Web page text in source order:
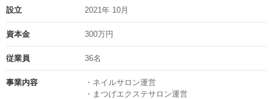
ネイルのジェル などはご自身の好きなものでご利用いただけます。
◎勤務先は好立地でオシャレな美容室内♪
ご希望エリアの美容室やエステサロン
まつ毛エクステサロンの一角をお借りして開業します。
【技術チェック・接客チェック】
技術チェック及び接客チェックをおこないます。
※技術レベルの確認と独立開業に適正かを総合的に判断し、合否をお
伝えさせて頂きます。
【サロン見学】
見学後、気になるサロンが見つかったら、サロンのオーナーとの面談
設立 2021年 10月
資本金 300万円
従業員 36名
事業内容
・ネイルサロン運営
・まつげエクステサロン運営